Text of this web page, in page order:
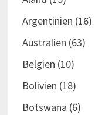
Argentinien (16)
Australien (63)
Belgien (10)
Bolivien (18)
Botswana (6)